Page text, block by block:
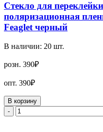
Стекло для
поляризационная
Feaglet черный
В наличии: 20 шт.
розн. 390₽
опт. 390₽
В корзину
-